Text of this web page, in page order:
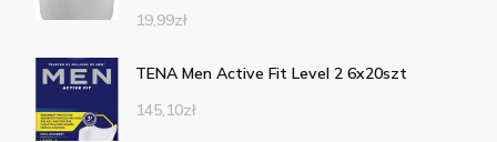
19,99zł
TENA Men Active Fit Level 2 6x20szt
145,10zł